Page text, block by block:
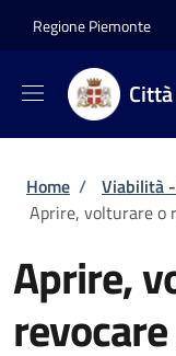
Regione Piemonte
Briciole
Home / Viabilità
Aprire, volturare o
Aprire,